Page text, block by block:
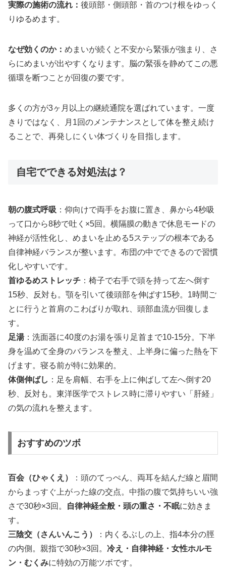
実際の施術の流れ： 後頭部・側頭部・首のつけ根をゆっく
りゆるめます。
なぜ効くのか： めまいが続くと不安から緊張が強まり、さ
らにめまいが出やすくなります。脳の緊張を静めてこの悪
循環を断つことが回復の要です。
多くの方が3ヶ月以上の継続通院を選ばれています。一度
きりではなく、月1回のメンテナンスとして体を整え続け
ることで、再発しにくい体づくりを目指します。
自宅でできる対処法は？
朝の腹式呼吸 ：仰向けで両手をお腹に置き、鼻から4秒吸
って口から8秒で吐く×5回。横隔膜の動きで休息モードの
神経が活性化し、めまいを止める5ステップの根本である
自律神経バランスが整います。布団の中でできるので習慣
化しやすいです。
首ゆるめストレッチ ：椅子で右手で頭を持って左へ倒す
15秒、反対も。顎を引いて後頭部を伸ばす15秒。1時間ご
とに行うと首肩のこわばりが取れ、頭部血流が回復しま
す。
足湯：洗面器に40度のお湯を張り足首まで10-15分。下半
身を温めて全身のバランスを整え、上半身に偏った熱を下
げます。寝る前が特に効果的。
体側伸ばし ：足を肩幅、右手を上に伸ばして左へ倒す20
秒、反対も。東洋医学でストレス時に滞りやすい「肝経」
の気の流れを整えます。
おすすめのツボ
百会（ひゃくえ）
：頭のてっぺん、両耳を結んだ線と眉間
からまっすぐ上がった線の交点。中指の腹で気持ちいい強
さで30秒×3回。
自律神経全般・頭の重さ・不眠に効きま
す。
三陰交（さんいんこう）
：内くるぶしの上、指4本分の脛
の内側。親指で30秒×3回。 冷え・自律神経・女性ホルモ
ン・むくみに特効の万能ツボです。